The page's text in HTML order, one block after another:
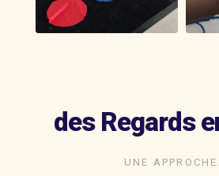
des Regards
UNE